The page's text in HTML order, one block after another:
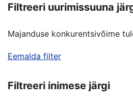
Filtreeri uurimissuuna
Majanduse konkurentsivõime
Eemalda filter
Filtreeri inimese järgi